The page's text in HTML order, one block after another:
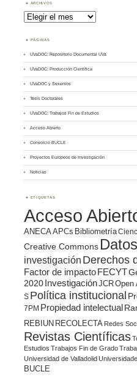
ARCHIVOS
Archivos
PÁGINAS
UVaDOC: Repositorio Documental UVa
UVaDOC: Producción Científica
UVaDOC y Sexenios
Tesis Doctorales
UVaDOC: Trabajos Fin de Estudios
Acceso Abierto
Consorcio BUCLE
Proyectos Europeos de Investigación
Noticias
ETIQUETAS
Acceso
ANECAAPCs Bibliometría
Creative Commons Datos
investigación Derechos
Factor de impacto FECYT
2020 InvestigaciónJCROpen
S Política institucional
7PM Propiedad intelectual
REBIUN RECOLECTA Redes
Revistas Científicas
Estudios Trabajos Fin de Grado
Universidad de Valladolid
BUCLE